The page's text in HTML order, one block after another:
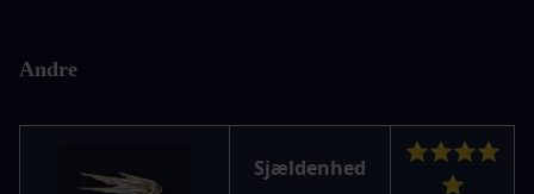
Andre
Sjældenhed
⭐⭐⭐⭐
⭐